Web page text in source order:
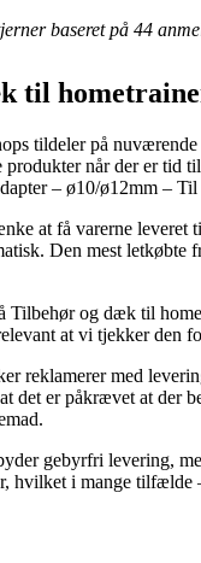
baseret på 44
til
tildeler på
produkter når der er tid
– ø10/ø12mm – Til
at få varerne leveret
Den mest letkøbte
Tilbehør og dæk til
at vi tjekker den
reklamerer med
det er påkrævet at der
gebyrfri levering,
hvilket i mange